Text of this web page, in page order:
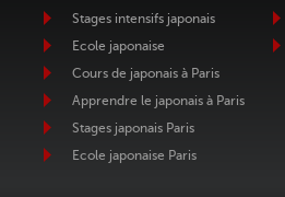
Stages intensifs japonais
Ecole japonaise
Cours de japonais à Paris
Apprendre le japonais à Paris
Stages japonais Paris
Ecole japonaise Paris